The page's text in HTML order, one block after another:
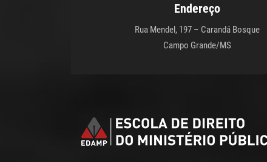
Endereço
Rua Mendel, 197 – Carandá Bosque
Campo Grande/MS